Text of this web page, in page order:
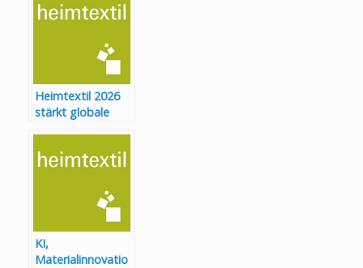
Heimtextil 2026
stärkt globale
und KI-
KI,
Materialinnovatio